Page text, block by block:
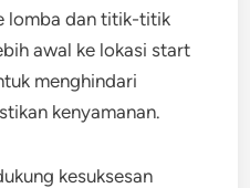
lomba dan titik-titik
awal ke lokasi start
menghindari
kenyamanan.
kesuksesan